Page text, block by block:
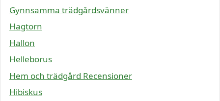
Gynnsamma trädgårdsvänner
Hagtorn
Hallon
Helleborus
Hem och trädgård Recensioner
Hibiskus